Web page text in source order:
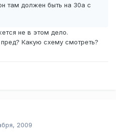
там должен быть на 30а с
не в этом дело.
Какую схему смотреть?
2009